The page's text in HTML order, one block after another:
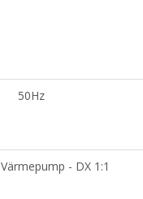
50Hz
Värmepump - DX 1:1